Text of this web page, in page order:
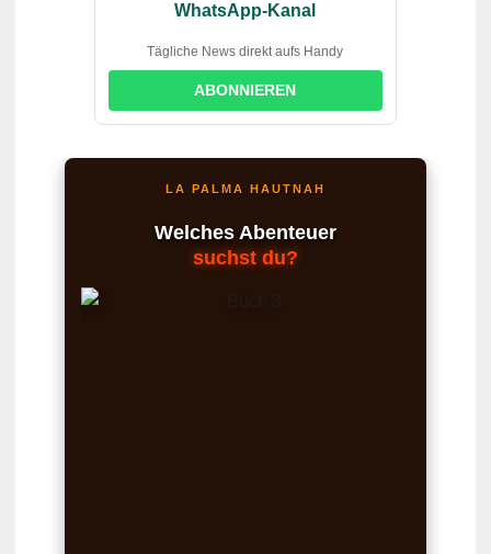
WhatsApp-Kanal
Tägliche News direkt aufs Handy
ABONNIEREN
LA PALMA HAUTNAH
Welches Abenteuer
suchst du?